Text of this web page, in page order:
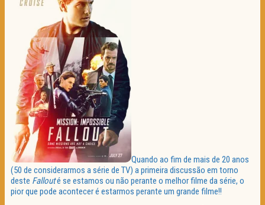
Quando ao fim de mais de 20 anos
(50 de considerarmos a série de TV) a primeira discussão em torno
deste Fallouté se estamos ou não perante o melhor filme da série, o
pior que pode acontecer é estarmos perante um grande filme!!